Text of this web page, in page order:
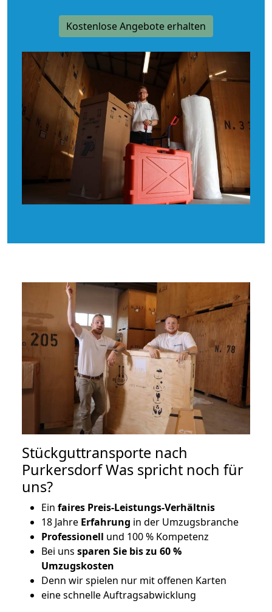
Kostenlose Angebote erhalten
Stückguttransporte nach
Purkersdorf Was spricht noch für
uns?
Ein faires Preis-Leistungs-Verhältnis
18 Jahre Erfahrung in der Umzugsbranche
Professionell und 100 % Kompetenz
Bei uns sparen Sie bis zu 60 %
Umzugskosten
Denn wir spielen nur mit offenen Karten
eine schnelle Auftragsabwicklung